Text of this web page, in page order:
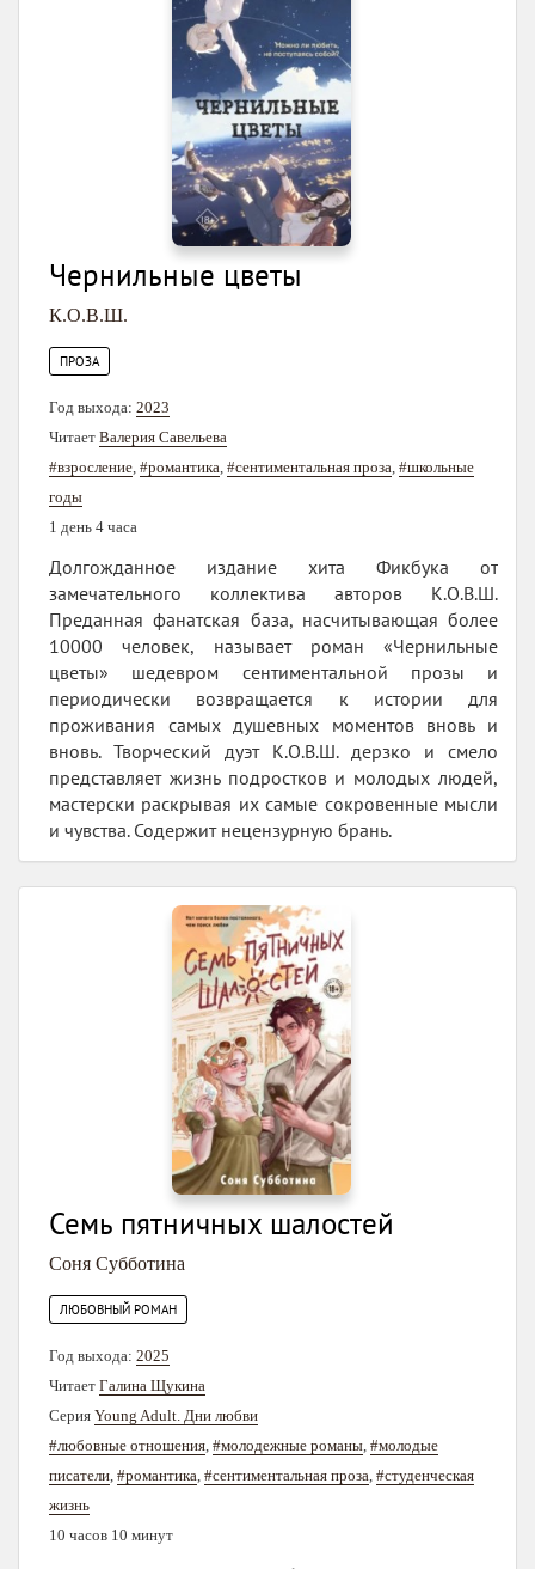
Чернильные цветы
К.О.В.Ш.
ПРОЗА
Год выхода: 2023
Читает Валерия Савельева
#взросление, #романтика, #сентиментальная проза, #школьные
годы
1 день 4 часа
Долгожданное издание хита Фикбука от
замечательного коллектива авторов К.О.В.Ш.
Преданная фанатская база, насчитывающая более
10000 человек, называет роман «Чернильные
цветы» шедевром сентиментальной прозы и
периодически возвращается к истории для
проживания самых душевных моментов вновь и
вновь. Творческий дуэт К.О.В.Ш. дерзко и смело
представляет жизнь подростков и молодых людей,
мастерски раскрывая их самые сокровенные мысли
и чувства. Содержит нецензурную брань.
Семь пятничных шалостей
Соня Субботина
ЛЮБОВНЫЙ РОМАН
Год выхода: 2025
Читает Галина Щукина
Серия Young Adult. Дни любви
#любовные отношения, #молодежные романы, #молодые
писатели, #романтика, #сентиментальная проза, #студенческая
жизнь
10 часов 10 минут